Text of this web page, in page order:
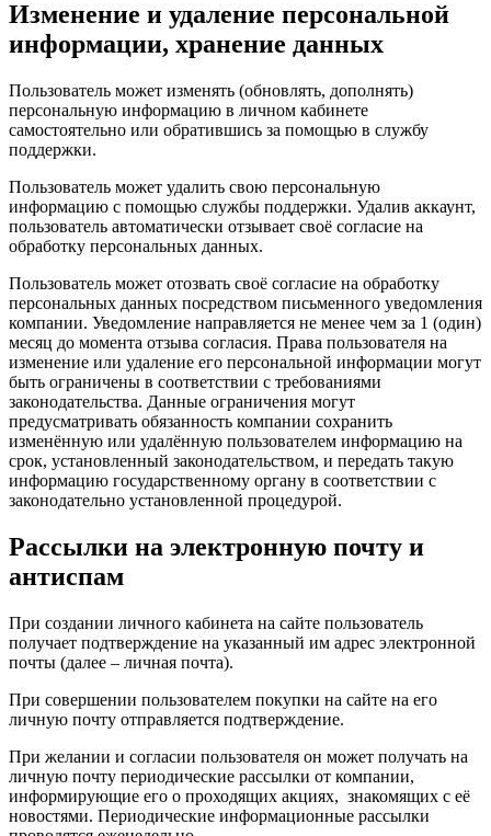
Изменение и удаление персональной
информации, хранение данных
Пользователь может изменять (обновлять, дополнять)
персональную информацию в личном кабинете
самостоятельно или обратившись за помощью в службу
поддержки.
Пользователь может удалить свою персональную
информацию с помощью службы поддержки. Удалив аккаунт,
пользователь автоматически отзывает своё согласие на
обработку персональных данных.
Пользователь может отозвать своё согласие на обработку
персональных данных посредством письменного уведомления
компании. Уведомление направляется не менее чем за 1 (один)
месяц до момента отзыва согласия. Права пользователя на
изменение или удаление его персональной информации могут
быть ограничены в соответствии с требованиями
законодательства. Данные ограничения могут
предусматривать обязанность компании сохранить
изменённую или удалённую пользователем информацию на
срок, установленный законодательством, и передать такую
информацию государственному органу в соответствии с
законодательно установленной процедурой.
Рассылки на электронную почту и
антиспам
При создании личного кабинета на сайте пользователь
получает подтверждение на указанный им адрес электронной
почты (далее – личная почта).
При совершении пользователем покупки на сайте на его
личную почту отправляется подтверждение.
При желании и согласии пользователя он может получать на
личную почту периодические рассылки от компании,
информирующие его о проходящих акциях, знакомящих с её
новостями. Периодические информационные рассылки